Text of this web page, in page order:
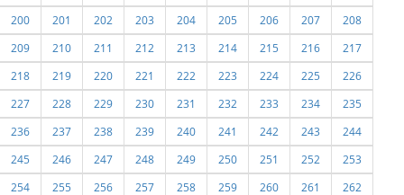
200
201 202 203 204 205 206 207
208
209
210 211 212 213 214 215 216
217
218
219 220 221 222 223 224 225
226
227
228 229 230 231 232 233 234
235
236
237 238 239 240 241 242 243
244
245
246 247 248 249 250 251 252
253
254
255 256 257 258 259 260 261
262